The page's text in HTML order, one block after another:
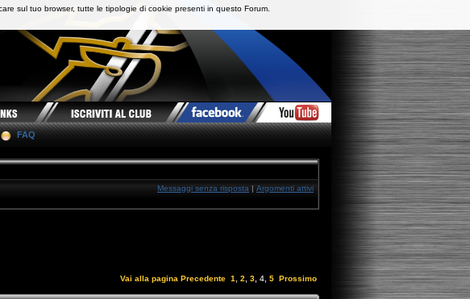
FAQ
Messaggi senza risposta | Argomenti attivi
Vai alla pagina Precedente 1 2 3 4 5 Prossimo
sul tuo browser, tutte le tipologie di cookie presenti in questo Forum.